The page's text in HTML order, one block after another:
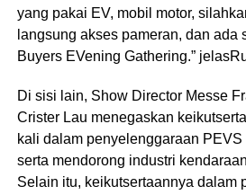
yang pakai EV, mobil motor,
langsung akses pameran, dan ada
Buyers EVening Gathering.”
Di sisi lain, Show Director Messe
Crister Lau menegaskan
kali dalam penyelenggaraan
serta mendorong industri
Selain itu, keikutsertaannya dalam